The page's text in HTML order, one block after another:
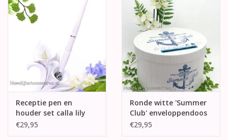
Receptie pen en
houder set calla lily
€29,95
Ronde witte 'Summer
Club' enveloppendoos
€29,95